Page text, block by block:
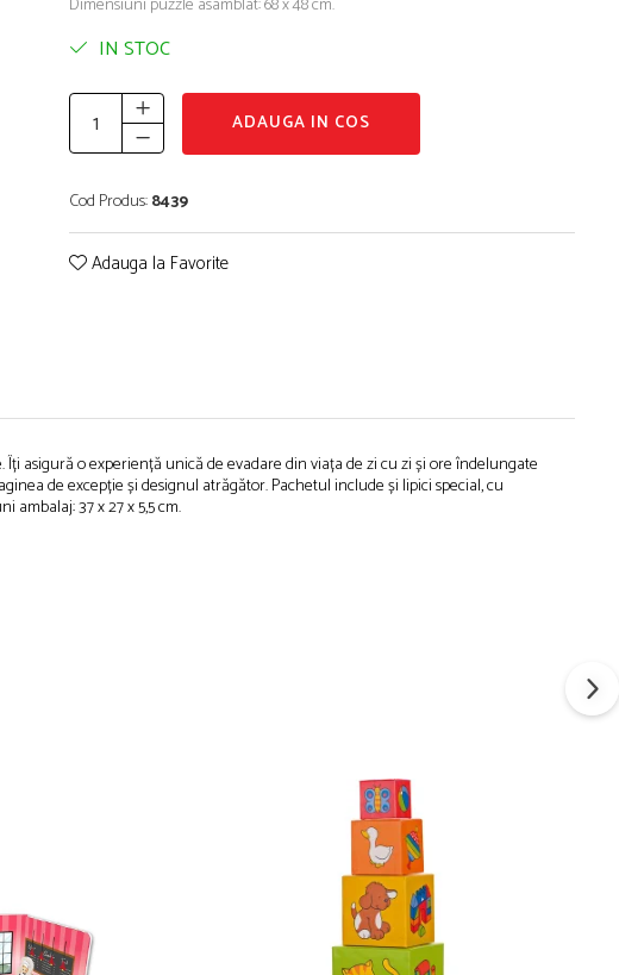
IN STOC
ADAUGA IN COS
Cod Produs:8439
Adauga la Favorite
asigură o experiență unică de evadare din viața de zi cu zi și ore îndelungate
de excepție și designul atrăgător. Pachetul include și lipici special, cu
ambalaj: 37 x 27 x 5,5 cm.